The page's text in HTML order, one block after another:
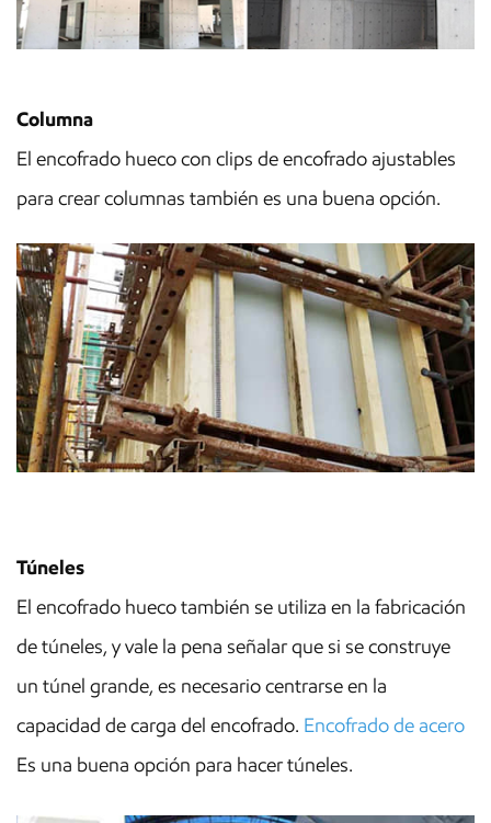
Columna
El encofrado hueco con clips de encofrado ajustables
para crear columnas también es una buena opción.
Túneles
El encofrado hueco también se utiliza en la fabricación
de túneles, y vale la pena señalar que si se construye
un túnel grande, es necesario centrarse en la
capacidad de carga del encofrado. Encofrado de acero
Es una buena opción para hacer túneles.